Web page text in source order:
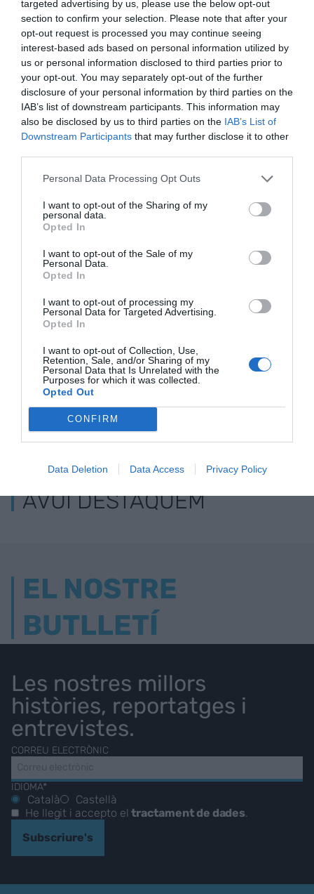
targeted advertising by us, please use the below opt-out
section to confirm your selection. Please note that after your
opt-out request is processed you may continue seeing
interest-based ads based on personal information utilized by
us or personal information disclosed to third parties prior to
your opt-out. You may separately opt-out of the further
disclosure of your personal information by third parties on the
IAB’s list of downstream participants. This information may
also be disclosed by us to third parties on the IAB’s List of
Downstream Participants that may further disclose it to other
Personal Data Processing Opt Outs
I want to opt-out of the Sharing of my
personal data.
Opted In
I want to opt-out of the Sale of my
Personal Data.
Opted In
I want to opt-out of processing my
Personal Data for Targeted Advertising.
Opted In
I want to opt-out of Collection, Use,
Retention, Sale, and/or Sharing of my
Personal Data that Is Unrelated with the
Purposes for which it was collected.
Opted Out
CONFIRM
Data Deletion Data Access Privacy Policy
RELACIONADES
Els veïns de
Poblenou demanen
més habitatge
l'habitatge ha pujat
contenir el
ELS MÉS LLEGITS
AVUI DESTAQUEM
EL NOSTRE
BUTLLETÍ
Les nostres millors
històries, reportatges i
entrevistes.
CORREU ELECTRÒNIC
IDIOMA*
Català
Castellà
He llegit i accepto eltractament de dades.
Subscriure's